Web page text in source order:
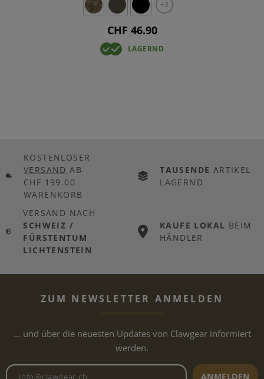
+3
CHF 46.90
LAGERND
KOSTENLOSER
VERSAND AB
CHF 199.00
WARENKORB
TAUSENDE ARTIKEL
LAGERND
VERSAND NACH
SCHWEIZ /
FÜRSTENTUM
LICHTENSTEIN
KAUFE LOKAL BEIM
HÄNDLER
ZUM NEWSLETTER ANMELDEN
... und über die neuesten Updates von Clawgear informiert
werden.
Newsletter E-Mail-Adresse
ANMELDEN